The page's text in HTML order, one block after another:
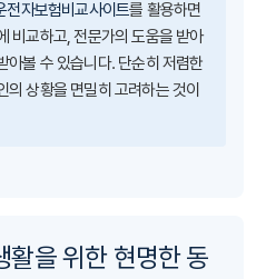
전자보험비교사이트를 활용하면
비교하고, 전문가의 도움을 받아
아볼 수 있습니다. 단순히 저렴한
상황을 면밀히 고려하는 것이
활을 위한 현명한 동